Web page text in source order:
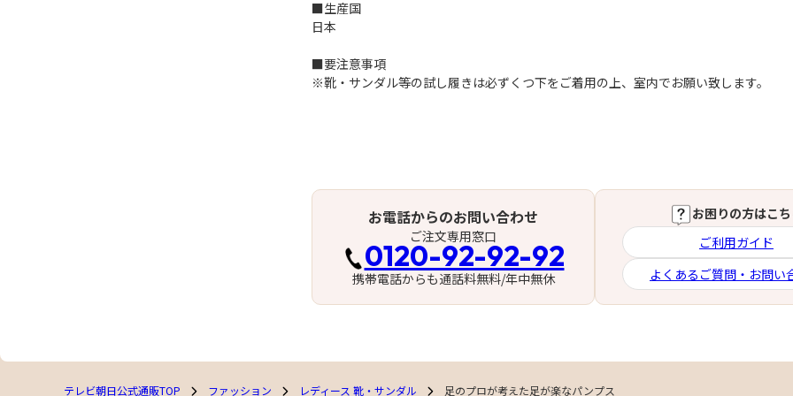
■生産国
日本
■要注意事項
※靴・サンダル等の試し履きは必ずくつ下をご着用の上、室内でお願い致します。
お電話からのお問い合わせ
ご注文専用窓口
0120-92-92-92
携帯電話からも通話料無料/年中無休
お困りの方はこち
ご利用ガイド
よくあるご質問・お問い
テレビ朝日公式通販TOP ファッション レディース 靴・サンダル 足のプロが考えた足が楽なパンプス